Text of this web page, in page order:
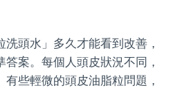
頭水」多久才能看到改善，
案。每個人頭皮狀況不同，
些輕微的頭皮油脂粒問題，